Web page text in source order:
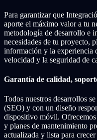
Para garantizar que
aporte el máximo valor a tu
metodología de desarrollo e
necesidades de tu proyecto,
información y la experiencia
velocidad y la seguridad de
Garantía de calidad,
Todos nuestros desarrollos
(SEO) y con un diseño
dispositivo móvil.
y planes de mantenimiento
actualizada y lista para